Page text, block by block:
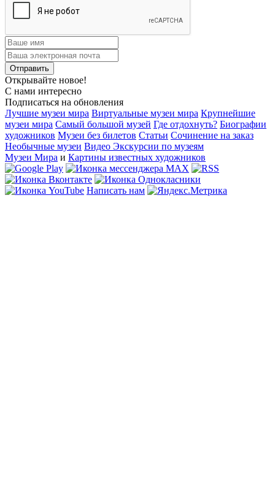
Открывайте новое!
С нами интересно
Подписаться на обновления
Лучшие музеи мира Виртуальные музеи мира Крупнейшие
музеи мира Самый большой музей Где отдохнуть? Биографии
художников Музеи без билетов Статьи Сочинение на заказ
Необычные музеи Видео Экскурсии по музеям
Музеи Мира и Картины известных художников
Написать нам